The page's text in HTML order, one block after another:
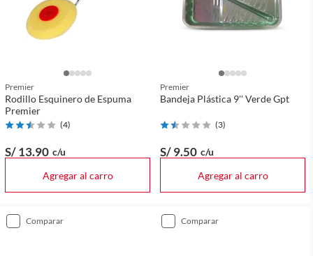
Premier
Rodillo Esquinero de Espuma
Premier
(4)
S/ 13.90 c/u
Agregar al carro
Premier
Bandeja Plástica 9'' Verde Gpt
(3)
S/ 9.50 c/u
Agregar al carro
comparar comparar